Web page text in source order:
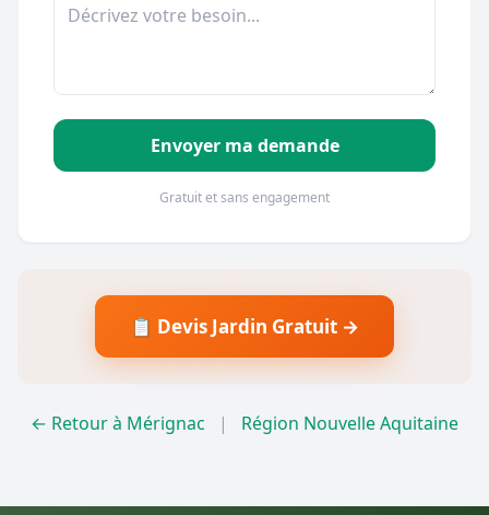
Envoyer ma demande
Gratuit et sans engagement
📋 Devis Jardin Gratuit →
← Retour à Mérignac | Région Nouvelle Aquitaine